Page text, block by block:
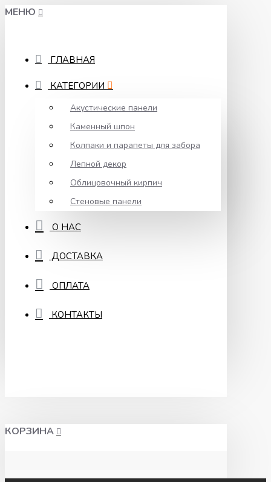
МЕНЮ
ГЛАВНАЯ
КАТЕГОРИИ
Акустические панели
Каменный шпон
Колпаки и парапеты для забора
Лепной декор
Облицовочный кирпич
Стеновые панели
О НАС
ДОСТАВКА
ОПЛАТА
КОНТАКТЫ
КОРЗИНА